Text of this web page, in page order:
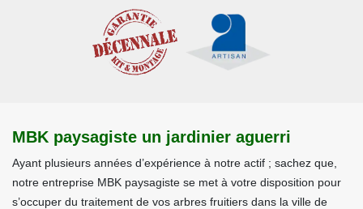
MBK paysagiste un jardinier aguerri
Ayant plusieurs années d’expérience à notre actif ; sachez que,
notre entreprise MBK paysagiste se met à votre disposition pour
s’occuper du traitement de vos arbres fruitiers dans la ville de